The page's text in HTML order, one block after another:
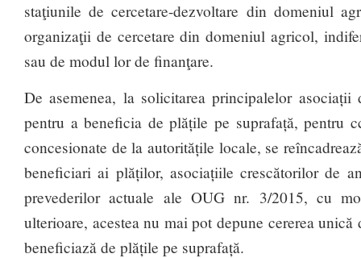
staţiunile de cercetare-dezvoltare din domeniul
organizaţii de cercetare din domeniul agricol,
sau de modul lor de finanţare.
De asemenea, la solicitarea principalelor asociații
pentru a beneficia de plățile pe suprafață, pentru
concesionate de la autoritățile locale, se
beneficiari ai plăților, asociațiile crescătorilor de
prevederilor actuale ale OUG nr. 3/2015, cu
ulterioare, acestea nu mai pot depune cererea
beneficiază de plățile pe suprafață.